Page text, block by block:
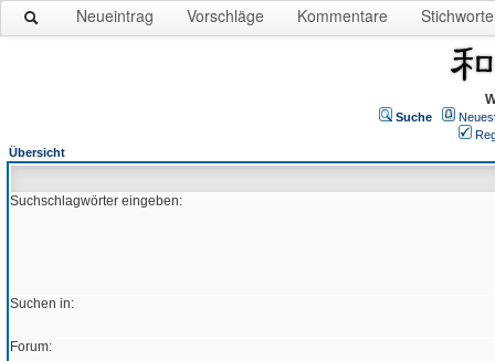
Neueintrag Vorschläge Kommentare Stichworte
Suche
Übersicht
Suchschlagwörter eingeben:
Suchen in:
Forum: